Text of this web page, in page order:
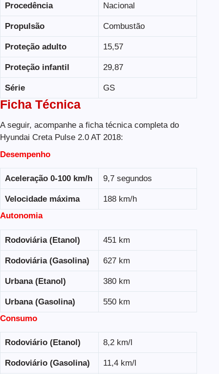
Procedência Nacional
Propulsão Combustão
Proteção adulto 15,57
Proteção infantil 29,87
Série GS
Ficha Técnica
A seguir, acompanhe a ficha técnica completa do
Hyundai Creta Pulse 2.0 AT 2018:
Desempenho
Aceleração 0-100 km/h 9,7 segundos
Velocidade máxima
188 km/h
Autonomia
Rodoviária (Etanol) 451 km
Rodoviária (Gasolina) 627 km
Urbana (Etanol) 380 km
Urbana (Gasolina)
550 km
Consumo
Rodoviário (Etanol) 8,2 km/l
Rodoviário (Gasolina) 11,4 km/l